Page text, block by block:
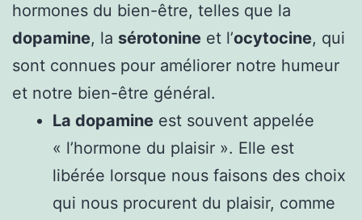
hormones du bien-être, telles que la
dopamine, la sérotonine et l’ocytocine, qui
sont connues pour améliorer notre humeur
et notre bien-être général.
La dopamine est souvent appelée
« l’hormone du plaisir ». Elle est
libérée lorsque nous faisons des choix
qui nous procurent du plaisir, comme